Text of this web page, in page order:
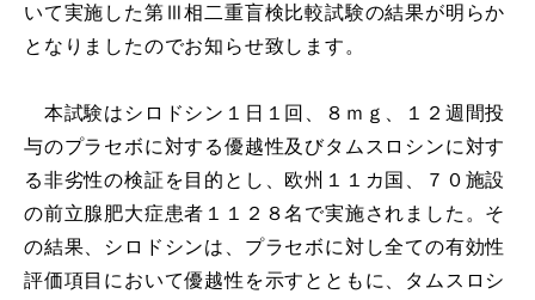
いて実施した第Ⅲ相二重盲検比較試験の結果が明らか
となりましたのでお知らせ致します。
本試験はシロドシン１日１回、８ｍｇ、１２週間投
与のプラセボに対する優越性及びタムスロシンに対す
る非劣性の検証を目的とし、欧州１１カ国、７０施設
の前立腺肥大症患者１１２８名で実施されました。そ
の結果、シロドシンは、プラセボに対し全ての有効性
評価項目において優越性を示すとともに、タムスロシ